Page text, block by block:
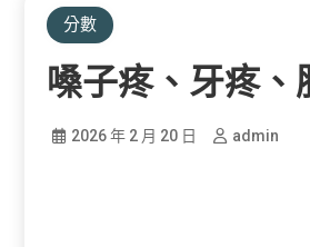
分數
嗓子疼、牙疼
2026 年 2 月 20 日 admin